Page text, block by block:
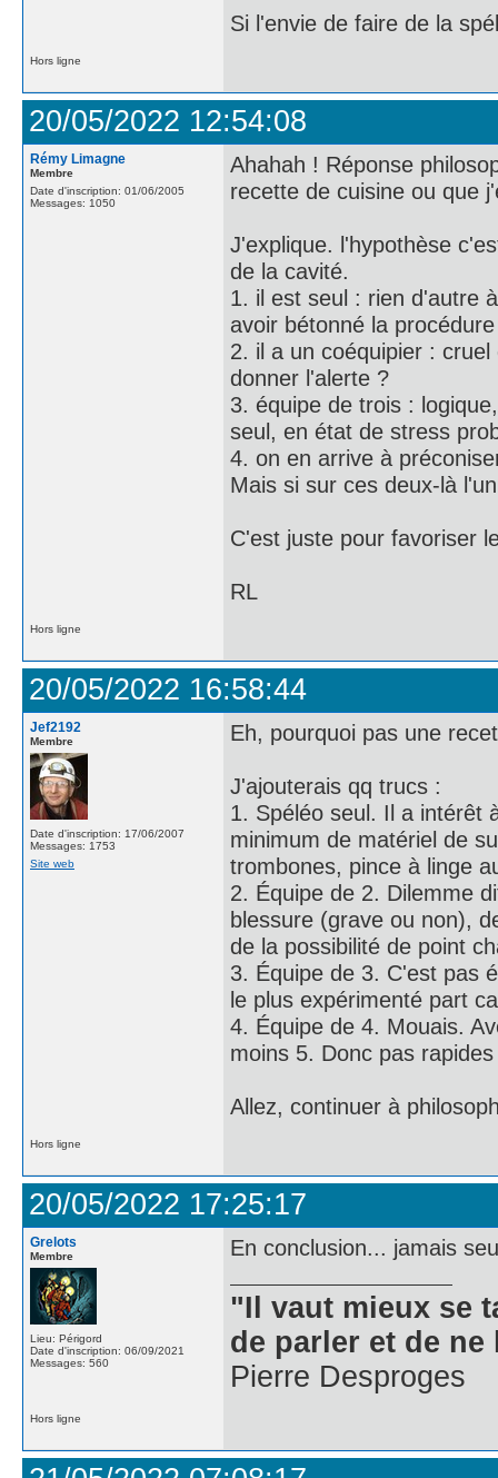
Si l'envie de faire de la
Hors ligne
20/05/2022 12:54:08
Rémy Limagne
Membre
Date d'inscription: 01/06/2005
Messages: 1050
Ahahah ! Réponse
recette de cuisine ou que
J'explique. l'hypothèse
de la cavité.
1. il est seul : rien d'autre
avoir bétonné la
2. il a un coéquipier :
donner l'alerte ?
3. équipe de trois :
seul, en état de stress
4. on en arrive à
Mais si sur ces deux-là
C'est juste pour favoriser
RL
Hors ligne
20/05/2022 16:58:44
Jef2192
Membre
Date d'inscription: 17/06/2007
Messages: 1753
Site web
Eh, pourquoi pas une
J'ajouterais qq trucs :
1. Spéléo seul. Il a intérêt
minimum de matériel de
trombones, pince à linge
2. Équipe de 2. Dilemme
blessure (grave ou non),
de la possibilité de point
3. Équipe de 3. C'est pas
le plus expérimenté part
4. Équipe de 4. Mouais.
moins 5. Donc pas
Allez, continuer à
Hors ligne
20/05/2022 17:25:17
Grelots
Membre
Lieu: Périgord
Date d'inscription: 06/09/2021
Messages: 560
En conclusion... jamais
"Il vaut mieux se
de parler et de
Pierre Desproges
Hors ligne